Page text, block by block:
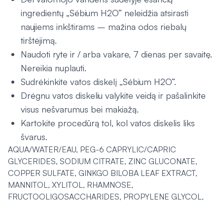
ingredientų „Sébium H2O“ neleidžia atsirasti
naujiems inkštirams – mažina odos riebalų
tirštėjimą.
Naudoti ryte ir / arba vakare, 7 dienas per savaitę.
Nereikia nuplauti.
Sudrėkinkite vatos diskelį „Sébium H2O“.
Drėgnu vatos diskeliu valykite veidą ir pašalinkite
visus nešvarumus bei makiažą.
Kartokite procedūrą tol, kol vatos diskelis liks
švarus.
AQUA/WATER/EAU, PEG-6 CAPRYLIC/CAPRIC
GLYCERIDES, SODIUM CITRATE, ZINC GLUCONATE,
COPPER SULFATE, GINKGO BILOBA LEAF EXTRACT,
MANNITOL, XYLITOL, RHAMNOSE,
FRUCTOOLIGOSACCHARIDES, PROPYLENE GLYCOL,